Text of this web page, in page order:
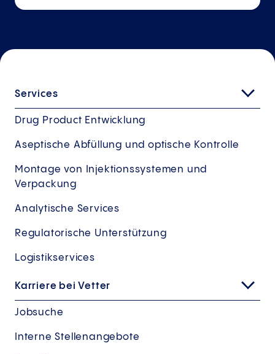
Services
Drug Product Entwicklung
Aseptische Abfüllung und optische Kontrolle
Montage von Injektionssystemen und
Verpackung
Analytische Services
Regulatorische Unterstützung
Logistikservices
Karriere bei Vetter
Jobsuche
Interne Stellenangebote